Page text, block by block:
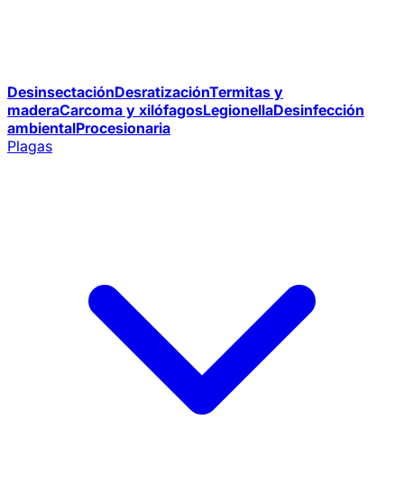
DesinsectaciónDesratizaciónTermitas y
maderaCarcoma y xilófagosLegionellaDesinfección
ambientalProcesionaria
Plagas